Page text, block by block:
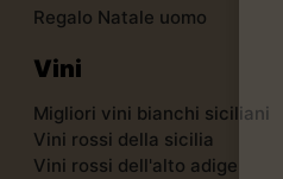
Regalo Natale uomo
Vini
Migliori vini bianchi siciliani
Vini rossi della sicilia
Vini rossi dell'alto adige